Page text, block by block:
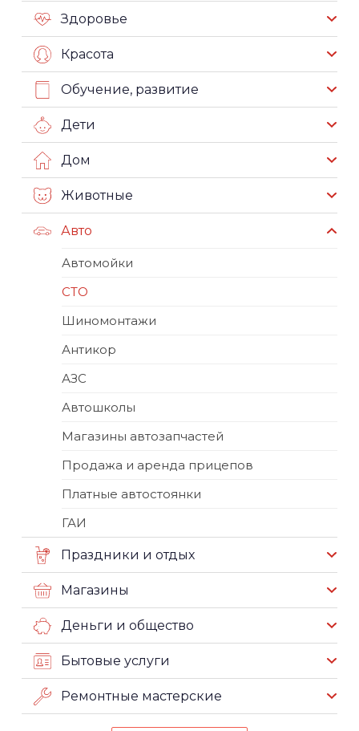
Здоровье
Красота
Обучение, развитие
Дети
Дом
Животные
Авто
Автомойки
СТО
Шиномонтажи
Антикор
АЗС
Автошколы
Магазины автозапчастей
Продажа и аренда прицепов
Платные автостоянки
ГАИ
Праздники и отдых
Магазины
Деньги и общество
Бытовые услуги
Ремонтные мастерские